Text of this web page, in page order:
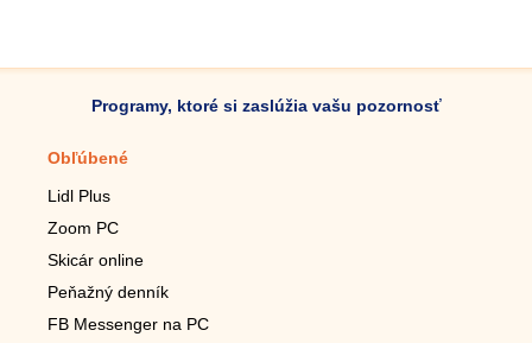
Programy, ktoré si zaslúžia vašu pozornosť
Obľúbené
Lidl Plus
Zoom PC
Skicár online
Peňažný denník
FB Messenger na PC